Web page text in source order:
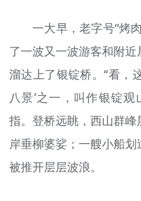
一大早，老字号“烤
了一波又一波游客和附
溜达上了银锭桥。“看，
八景’之一，叫作银锭
指。登桥远眺，西山群
岸垂柳婆娑；一艘小船
被推开层层波浪。